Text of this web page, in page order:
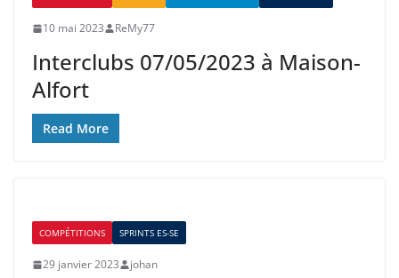
10 mai 2023 ReMy77
Interclubs 07/05/2023 à Maison-
Alfort
Read More
COMPÉTITIONS SPRINTS ES-SE
29 janvier 2023 johan